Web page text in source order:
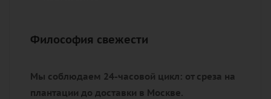
Философия свежести
Мы соблюдаем 24-часовой цикл: от среза на
плантации до доставки в Москве.